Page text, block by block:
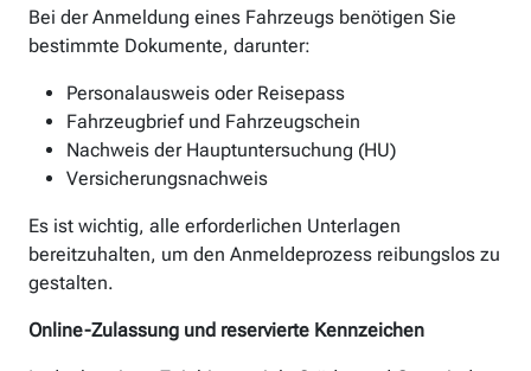
Bei der Anmeldung eines Fahrzeugs benötigen Sie
bestimmte Dokumente, darunter:
Personalausweis oder Reisepass
Fahrzeugbrief und Fahrzeugschein
Nachweis der Hauptuntersuchung (HU)
Versicherungsnachweis
Es ist wichtig, alle erforderlichen Unterlagen
bereitzuhalten, um den Anmeldeprozess reibungslos zu
gestalten.
Online-Zulassung und reservierte Kennzeichen